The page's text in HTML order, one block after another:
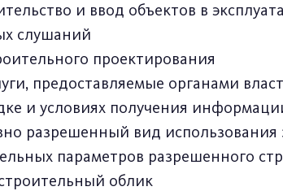
и ввод объектов в
слушаний
проектирования
предоставляемые органами
и условиях получения
разрешенный вид использования
параметров разрешенного
облик